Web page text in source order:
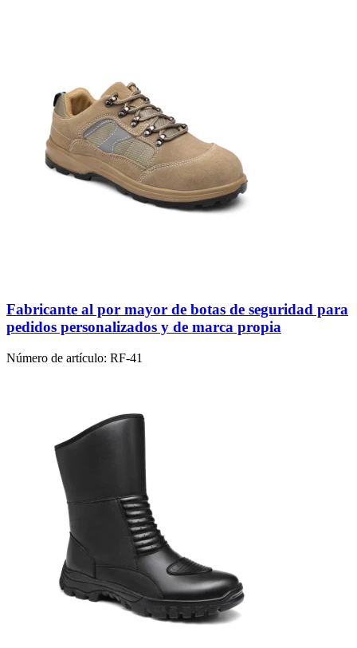
Fabricante al por mayor de botas de seguridad para
pedidos personalizados y de marca propia
Número de artículo: RF-41